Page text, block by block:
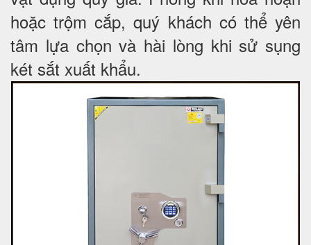
hoặc trộm cắp, quý khách có thể yên
tâm lựa chọn và hài lòng khi sử sụng
két sắt xuất khẩu.